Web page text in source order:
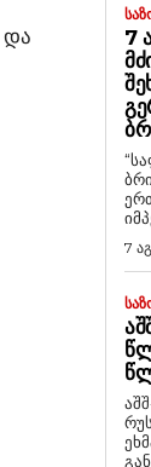
და
7
7
ეხმაურება.